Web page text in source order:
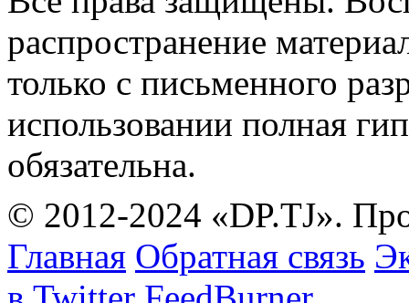
распространение
только с письменного
использовании полная
обязательна.
© 2012-2024 «DP.TJ».
Главная Обратная связь